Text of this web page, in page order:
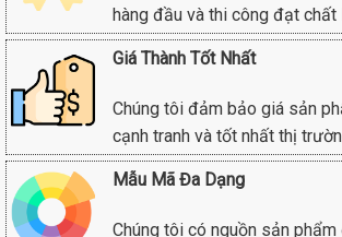
hàng đầu và thi công đạt chất
Giá Thành Tốt Nhất
Chúng tôi đảm bảo giá sản
cạnh tranh và tốt nhất thị
Mẫu Mã Đa Dạng
Chúng tôi có nguồn sản